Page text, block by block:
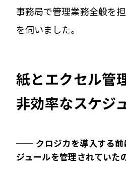
事務局で管理業務全般を
を伺いました。
紙とエクセル管
非効率なスケジ
── クロジカを導入する前
ジュールを管理されていた